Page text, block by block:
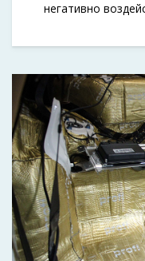
негативно